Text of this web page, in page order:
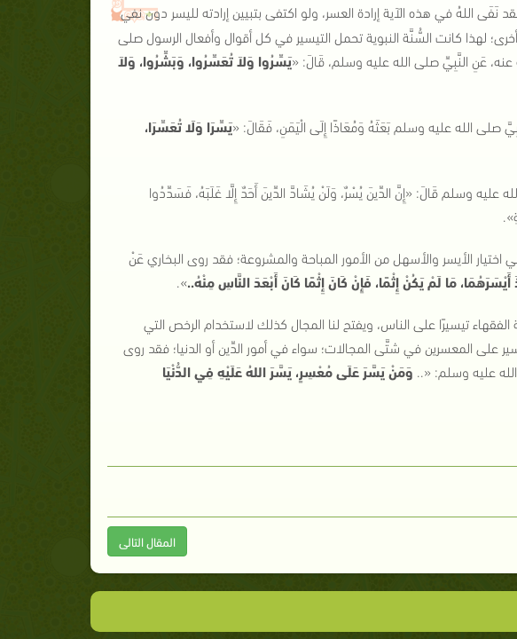
نَفَى اللهُ في هذه الآية إرادة العسر، ولو اكتفى بتبيين إرادته لليسر دون نفي
أخرى؛ لهذا كانت السُّنَّة النبوية تحمل التيسير في كل أقوال وأفعال الرسول صلى
عَنِ النَّبِيِّ صلى الله عليه وسلم، قَالَ:«يَسِّرُوا وَلاَ تُعَسِّرُوا، وَبَشِّرُوا، وَلاَ
صلى الله عليه وسلم بَعَثَهُ وَمُعَاذًا إِلَى الْيَمَنِ، فَقَالَ:«يَسِّرَا وَلَا تُعَسِّرَا،
عليه وسلم قَالَ:«إِنَّ الدِّينَ يُسْرٌ، وَلَنْ يُشَادَّ الدِّينَ أَحَدٌ إِلَّا غَلَبَهُ، فَسَدِّدُوا
.
اختيار الأيسر والأسهل من الأمور المباحة والمشروعة؛ فقد روى البخاري عَنْ
أَيْسَرَهُمَا، مَا لَمْ يَكُنْ إِثْمًا، فَإِنْ كَانَ إِثْمًا كَانَ أَبْعَدَ النَّاسِ مِنْهُ..».
الفقهاء تيسيرًا على الناس، ويفتح لنا المجال كذلك لاستخدام الرخص التي
على المعسرين في شتَّى المجالات؛ سواء في أمور الدِّين أو الدنيا؛ فقد روى
عليه وسلم:«.. وَمَنْ يَسَّرَ عَلَى مُعْسِرٍ، يَسَّرَ اللهُ عَلَيْهِ فِي الدُّنْيَا
المقال التالى